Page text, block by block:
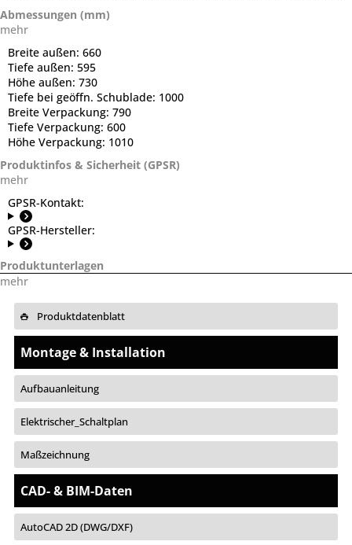
Abmessungen (mm)
mehr
Breite außen: 660
Tiefe außen: 595
Höhe außen: 730
Tiefe bei geöffn. Schublade: 1000
Breite Verpackung: 790
Tiefe Verpackung: 600
Höhe Verpackung: 1010
Produktinfos & Sicherheit (GPSR)
mehr
GPSR-Kontakt:
GPSR-Hersteller:
Produktunterlagen
mehr
Produktdatenblatt
Montage & Installation
Aufbauanleitung
Elektrischer_Schaltplan
Maßzeichnung
CAD- & BIM-Daten
AutoCAD 2D (DWG/DXF)